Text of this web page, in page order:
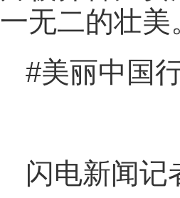
一无二的壮美
#美丽中国
闪电新闻